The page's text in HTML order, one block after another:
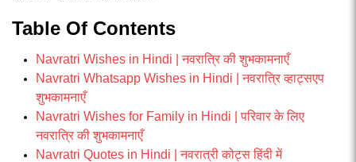
Table Of Contents
Navratri Wishes in Hindi | नवरात्रि की शुभकामनाएँ
Navratri Whatsapp Wishes in Hindi | नवरात्रि व्हाट्सएप
शुभकामनाएँ
Navratri Wishes for Family in Hindi | परिवार के लिए
नवरात्रि की शुभकामनाएँ
Navratri Quotes in Hindi | नवरात्री कोट्स हिंदी में